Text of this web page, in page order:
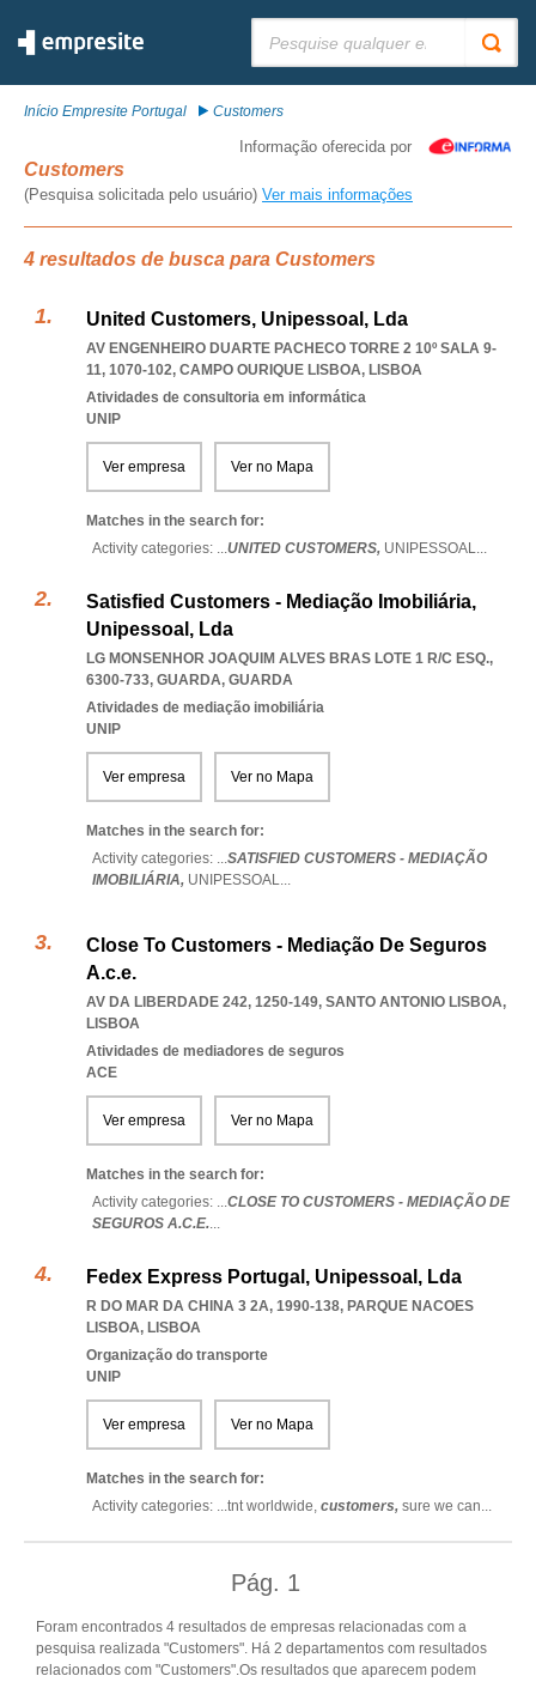
Início Empresite Portugal Customers
Informação oferecida por
Customers
(Pesquisa solicitada pelo usuário) Ver mais informações
4 resultados de busca para Customers
United Customers, Unipessoal, Lda
AV ENGENHEIRO DUARTE PACHECO TORRE 2 10º SALA 9-
11, 1070-102, CAMPO OURIQUE LISBOA, LISBOA
Atividades de consultoria em informática
UNIP
Ver empresa Ver no Mapa
Matches in the search for:
Activity categories: ...UNITED CUSTOMERS, UNIPESSOAL...
Satisfied Customers - Mediação Imobiliária,
Unipessoal, Lda
LG MONSENHOR JOAQUIM ALVES BRAS LOTE 1 R/C ESQ.,
6300-733, GUARDA, GUARDA
Atividades de mediação imobiliária
UNIP
Ver empresa Ver no Mapa
Matches in the search for:
Activity categories: ...SATISFIED CUSTOMERS - MEDIAÇÃO
IMOBILIÁRIA, UNIPESSOAL...
Close To Customers - Mediação De Seguros
A.c.e.
AV DA LIBERDADE 242, 1250-149, SANTO ANTONIO LISBOA,
LISBOA
Atividades de mediadores de seguros
ACE
Ver empresa Ver no Mapa
Matches in the search for:
Activity categories: ...CLOSE TO CUSTOMERS - MEDIAÇÃO DE
SEGUROS A.C.E....
Fedex Express Portugal, Unipessoal, Lda
R DO MAR DA CHINA 3 2A, 1990-138, PARQUE NACOES
LISBOA, LISBOA
Organização do transporte
UNIP
Ver empresa Ver no Mapa
Matches in the search for:
Activity categories: ...tnt worldwide, customers, sure we can...
Pág. 1
Foram encontrados 4 resultados de empresas relacionadas com a
pesquisa realizada "Customers". Há 2 departamentos com resultados
relacionados com "Customers".Os resultados que aparecem podem